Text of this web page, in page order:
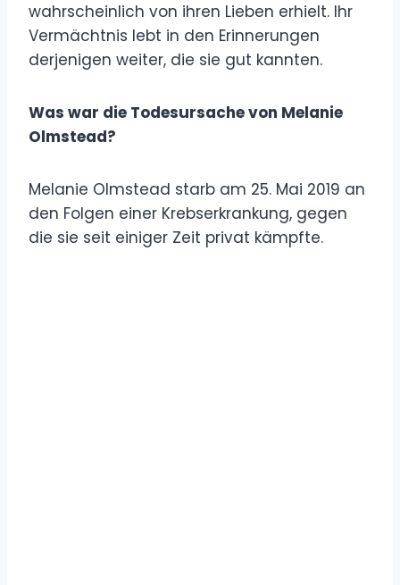
wahrscheinlich von ihren Lieben erhielt. Ihr
Vermächtnis lebt in den Erinnerungen
derjenigen weiter, die sie gut kannten.
Was war die Todesursache von Melanie
Olmstead?
Melanie Olmstead starb am 25. Mai 2019 an
den Folgen einer Krebserkrankung, gegen
die sie seit einiger Zeit privat kämpfte.